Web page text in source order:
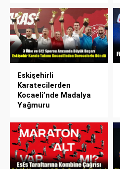
Eskişehirli
Karatecilerden
Kocaeli’nde Madalya
Yağmuru